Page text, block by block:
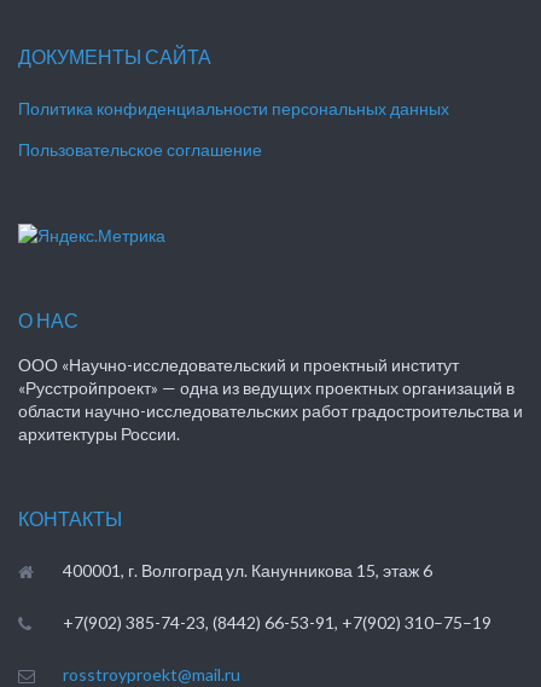
ДОКУМЕНТЫ САЙТА
Политика конфиденциальности персональных данных
Пользовательское соглашение
О НАС
ООО «Научно-исследовательский и проектный институт
«Русстройпроект» — одна из ведущих проектных организаций в
области научно-исследовательских работ градостроительства и
архитектуры России.
КОНТАКТЫ
400001, г. Волгоград ул. Канунникова 15, этаж 6
+7(902) 385-74-23, (8442) 66-53-91, +7(902) 310–75–19
rosstroyproekt@mail.ru